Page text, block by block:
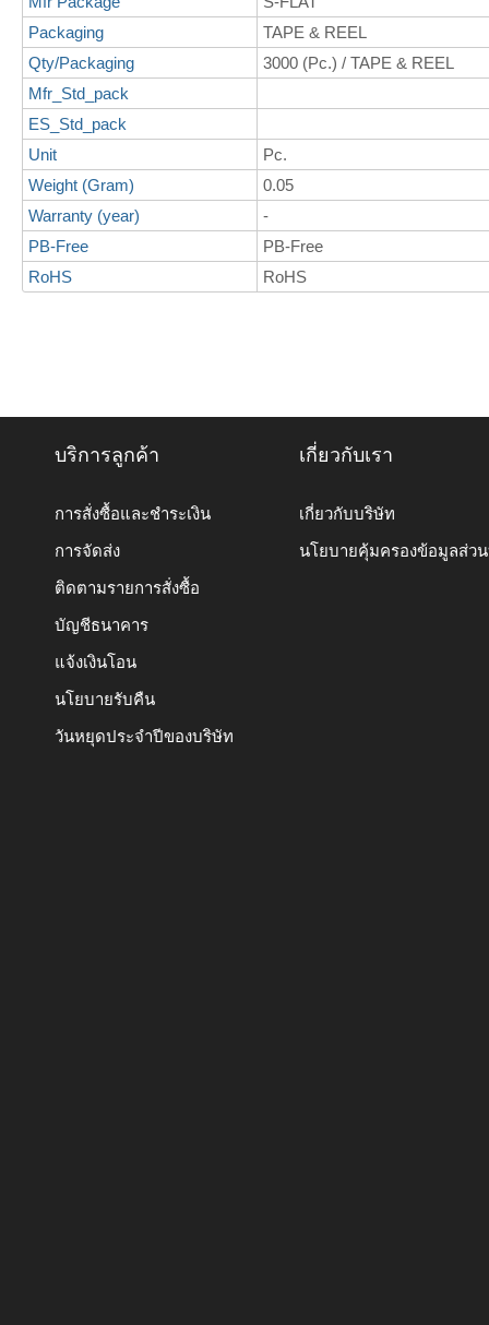
Packaging
TAPE & REEL
Qty/Packaging
3000 (Pc.) / TAPE & REEL
Mfr_Std_pack
ES_Std_pack
Unit
Pc.
Weight (Gram)
0.05
Warranty (year)
-
PB-Free
PB-Free
RoHS
RoHS
บริการลูกค้า
การสั่งซื้อและชำระเงิน
การจัดส่ง
ติดตามรายการสั่งซื้อ
บัญชีธนาคาร
แจ้งเงินโอน
นโยบายรับคืน
วันหยุดประจำปีของบริษัท
เกี่ยวกับเรา
เกี่ยวกับบริษัท
นโยบายคุ้มครองข้อมูลส่ว